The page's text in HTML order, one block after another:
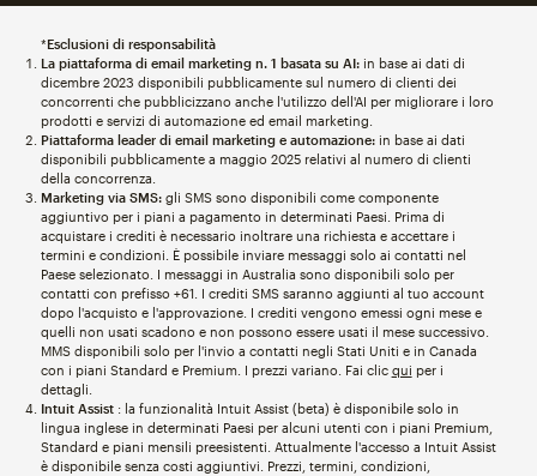
*Esclusioni di responsabilità
La piattaforma di email marketing n. 1 basata su AI:in base ai dati di
dicembre 2023 disponibili pubblicamente sul numero di clienti dei
concorrenti che pubblicizzano anche l'utilizzo dell'AI per migliorare i loro
prodotti e servizi di automazione ed email marketing.
Piattaforma leader di email marketing e automazione:in base ai dati
disponibili pubblicamente a maggio 2025 relativi al numero di clienti
della concorrenza.
Marketing via SMS:gli SMS sono disponibili come componente
aggiuntivo per i piani a pagamento in determinati Paesi. Prima di
acquistare i crediti è necessario inoltrare una richiesta e accettare i
termini e condizioni. È possibile inviare messaggi solo ai contatti nel
Paese selezionato. I messaggi in Australia sono disponibili solo per
contatti con prefisso +61. I crediti SMS saranno aggiunti al tuo account
dopo l'acquisto e l'approvazione. I crediti vengono emessi ogni mese e
quelli non usati scadono e non possono essere usati il mese successivo.
MMS disponibili solo per l'invio a contatti negli Stati Uniti e in Canada
con i piani Standard e Premium. I prezzi variano. Fai clic qui per i
dettagli.
Intuit Assist: la funzionalità Intuit Assist (beta) è disponibile solo in
lingua inglese in determinati Paesi per alcuni utenti con i piani Premium,
Standard e piani mensili preesistenti. Attualmente l'accesso a Intuit Assist
è disponibile senza costi aggiuntivi. Prezzi, termini, condizioni,